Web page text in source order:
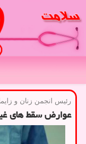
رئیس انجمن زنان و
عوارض سقط های